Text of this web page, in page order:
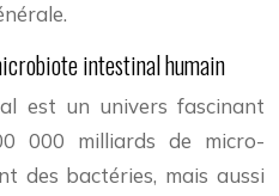
intestinal humain
est un univers fascinant
000 milliards de micro-
des bactéries, mais aussi